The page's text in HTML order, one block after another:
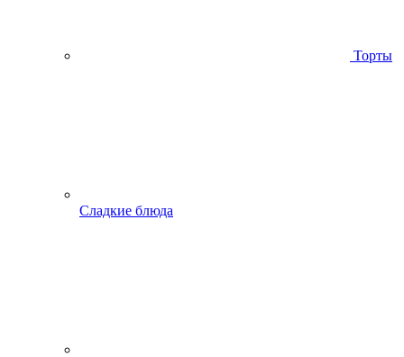
Торты
Сладкие блюда